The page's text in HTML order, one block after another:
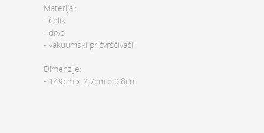
Materijal:
- čelik
- drvo
- vakuumski pričvršćivači
Dimenzije:
- 149cm x 2.7cm x 0.8cm